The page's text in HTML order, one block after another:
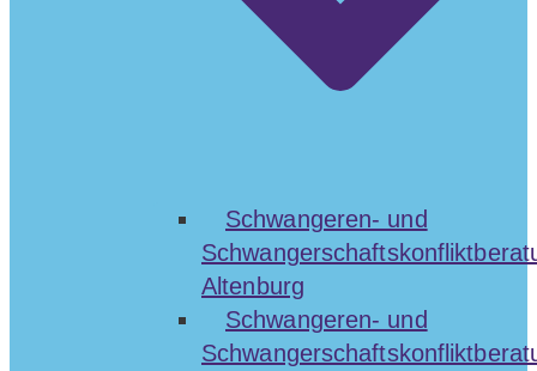
Schwangeren- und
Altenburg
Schwangeren- und